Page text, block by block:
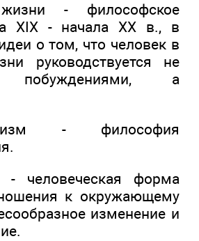
- философское
XIX - начала XX в., в
о том, что человек в
руководствуется не
побуждениями, а
- философия
- человеческая форма
к окружающему
изменение и